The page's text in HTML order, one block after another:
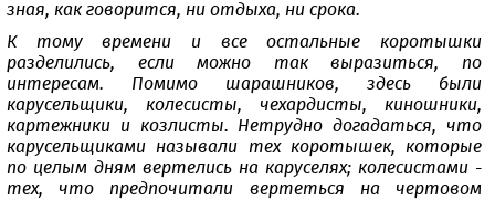
зная, как говорится, ни отдыха, ни срока.
К тому времени и все остальные коротышки
разделились, если можно так выразиться, по
интересам. Помимо шарашников, здесь были
карусельщики, колесисты, чехардисты, киношники,
картежники и козлисты. Нетрудно догадаться, что
карусельщиками называли тех коротышек, которые
по целым дням вертелись на каруселях; колесистами -
тех, что предпочитали вертеться на чертовом